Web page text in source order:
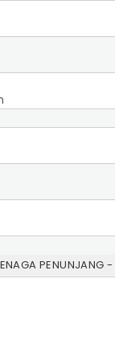
PENUNJANG